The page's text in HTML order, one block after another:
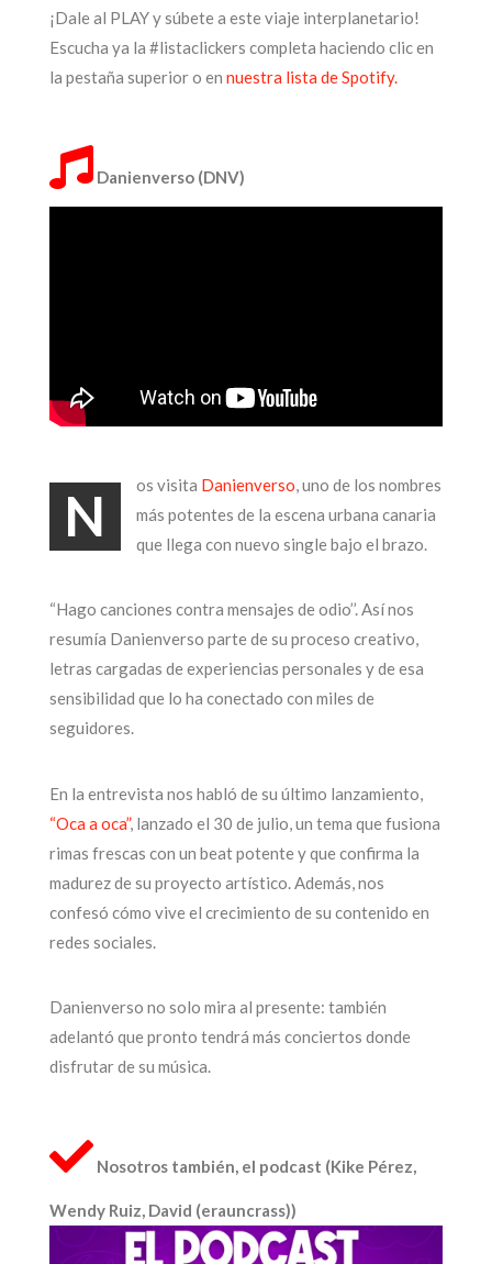
¡Dale al PLAY y súbete a este viaje interplanetario!
Escucha ya la #listaclickers completa haciendo clic en
la pestaña superior o en nuestra lista de Spotify.
Danienverso (DNV)
N os visita Danienverso, uno de los nombres
más potentes de la escena urbana canaria
que llega con nuevo single bajo el brazo.
“Hago canciones contra mensajes de odio’’. Así nos
resumía Danienverso parte de su proceso creativo,
letras cargadas de experiencias personales y de esa
sensibilidad que lo ha conectado con miles de
seguidores.
En la entrevista nos habló de su último lanzamiento,
“Oca a oca”, lanzado el 30 de julio, un tema que fusiona
rimas frescas con un beat potente y que confirma la
madurez de su proyecto artístico. Además, nos
confesó cómo vive el crecimiento de su contenido en
redes sociales.
Danienverso no solo mira al presente: también
adelantó que pronto tendrá más conciertos donde
disfrutar de su música.
Nosotros también, el podcast (Kike Pérez,
Wendy Ruiz, David (erauncrass))